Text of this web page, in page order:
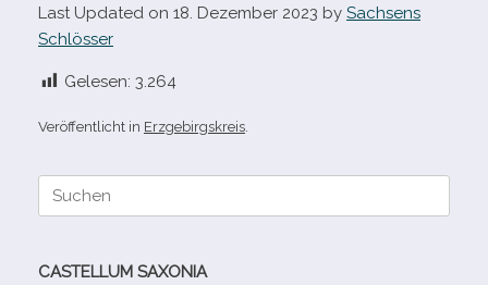
Last Updated on 18. Dezember 2023 by Sachsens
Schlösser
Gelesen: 3.264
Veröffentlicht in Erzgebirgskreis
Suche
CASTELLUM SAXONIA